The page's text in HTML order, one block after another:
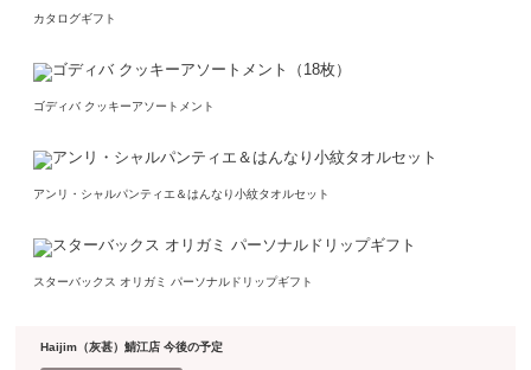
カタログギフト
ゴディバ クッキーアソートメント
アンリ・シャルパンティエ＆はんなり小紋タオルセット
スターバックス オリガミ パーソナルドリップギフト
Haijim（灰甚）鯖江店 今後の予定